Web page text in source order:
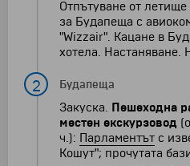
Отпътуване от
за Будапеща с
"Wizzair". Кацане в
хотела. Настаняване.
2 Будапеща
Закуска. Пешеходна
местен екскурзовод
ч.): Парламентът с
Кошут"; прочутата